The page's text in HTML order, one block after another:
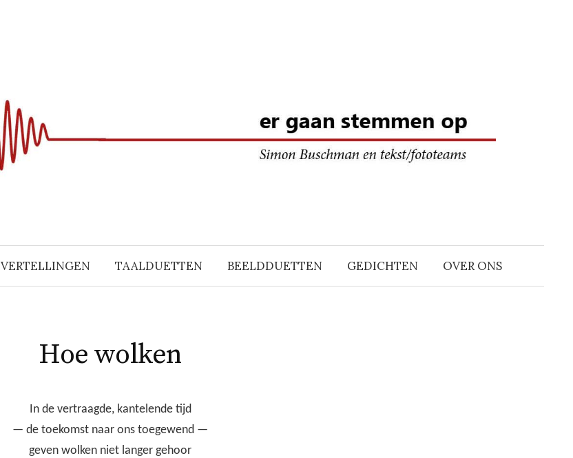
VERTELLINGEN TAALDUETTEN BEELDDUETTEN GEDICHTEN OVER ONS
Hoe wolken
In de vertraagde, kantelende tijd
— de toekomst naar ons toegewend —
geven wolken niet langer gehoor